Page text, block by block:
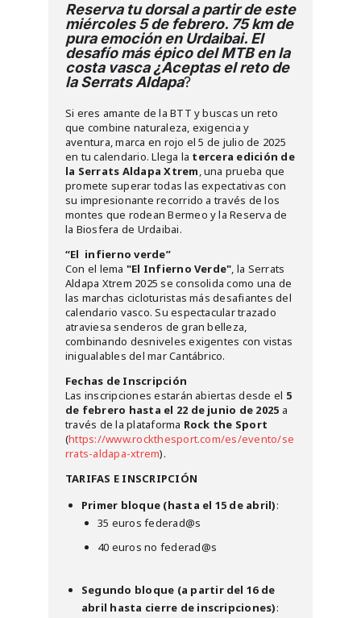
Reserva tu dorsal a partir de este
miércoles 5 de febrero. 75 km de
pura emoción en Urdaibai. El
desafío más épico del MTB en la
costa vasca¿Aceptas el reto de
la Serrats Aldapa?
Si eres amante de la BTT y buscas un reto
que combine naturaleza, exigencia y
aventura, marca en rojo el 5 de julio de 2025
en tu calendario. Llega la tercera edición de
la Serrats Aldapa Xtrem, una prueba que
promete superar todas las expectativas con
su impresionante recorrido a través de los
montes que rodean Bermeo y la Reserva de
la Biosfera de Urdaibai.
“El infierno verde”
Con el lema "El Infierno Verde", la Serrats
Aldapa Xtrem 2025 se consolida como una de
las marchas cicloturistas más desafiantes del
calendario vasco. Su espectacular trazado
atraviesa senderos de gran belleza,
combinando desniveles exigentes con vistas
inigualables del mar Cantábrico.
Fechas de Inscripción
Las inscripciones estarán abiertas desde el 5
de febrero hasta el 22 de junio de 2025 a
través de la plataforma Rock the Sport
(https://www.rockthesport.com/es/evento/se
rrats-aldapa-xtrem).
TARIFAS E INSCRIPCIÓN
Primer bloque (hasta el 15 de abril):
35 euros federad@s
40 euros no federad@s
Segundo bloque (a partir del 16 de
abril hasta cierre de inscripciones):